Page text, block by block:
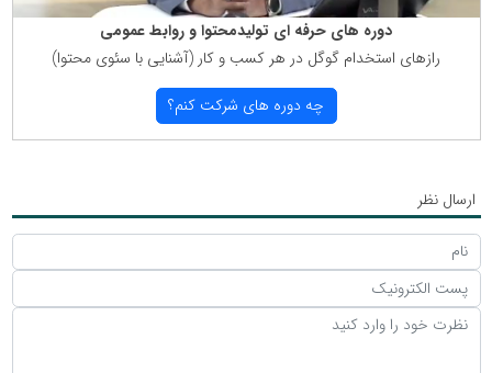
دوره های حرفه ای تولیدمحتوا و روابط عمومی
رازهای استخدام گوگل در هر كسب و كار (آشنایی با سئوی محتوا)
چه دوره های شركت كنم؟
ارسال نظر